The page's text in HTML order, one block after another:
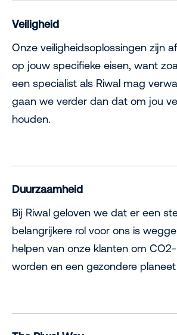
Veiligheid
Onze veiligheidsoplossingen zijn
op jouw specifieke eisen, want
een specialist als Riwal mag
gaan we verder dan dat om jou
houden.
Duurzaamheid
Bij Riwal geloven we dat er een
belangrijkere rol voor ons is
helpen van onze klanten om
worden en een gezondere